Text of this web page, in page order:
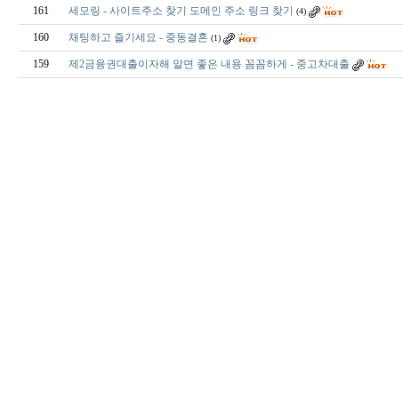
161 세모링 - 사이트주소 찾기 도메인 주소 링크 찾기 (4)
160 채팅하고 즐기세요 - 중동결혼 (1)
159 제2금융권대출이자해 알면 좋은 내용 꼼꼼하게 - 중고차대출